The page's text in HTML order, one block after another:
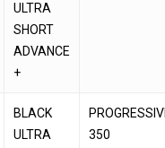
ULTRA
SHORT
ADVANCE
+
BLACK
ULTRA
350